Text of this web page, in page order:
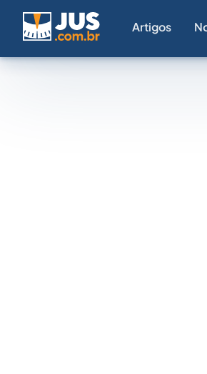
Artigos